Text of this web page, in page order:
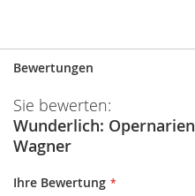
Bewertungen
Sie bewerten:
Wunderlich:
Wagner
Ihre Bewertung